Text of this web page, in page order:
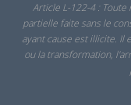
Article L-122-4 :
partielle faite sans le
ayant cause est illicite. Il
ou la transformation,